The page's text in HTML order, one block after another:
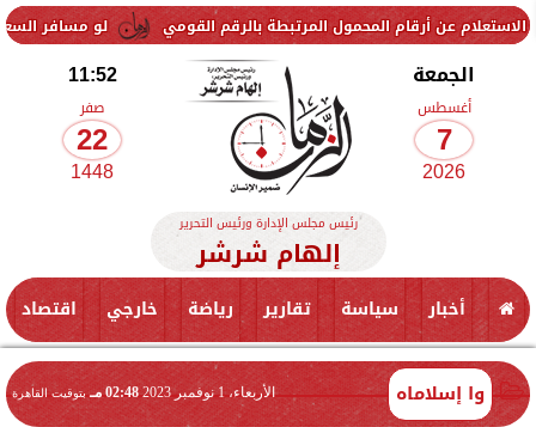
لو مسافر السعودية... سعر الريال المحمول المرتبطة بالرقم القومي
الجمعة
أغسطس
7
2026
11:52
صفر
22
1448
رئيس مجلس الإدارة ورئيس التحرير
إلهام شرشر
أخبار سياسة تقارير رياضة خارجي اقتصاد
وا إسلاماه الأربعاء، 1 نوفمبر 2023 02:48 مـ بتوقيت القاهرة